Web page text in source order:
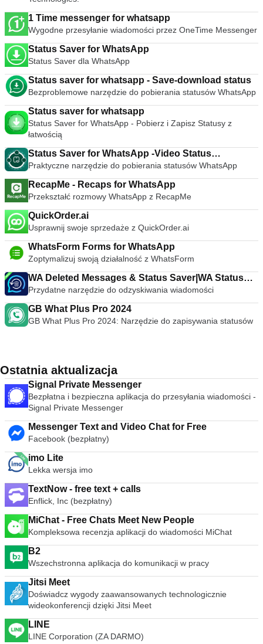
1 Time messenger for whatsapp
Wygodne przesyłanie wiadomości przez OneTime Messenger
Status Saver for WhatsApp
Status Saver dla WhatsApp
Status saver for whatsapp - Save-download status
Bezproblemowe narzędzie do pobierania statusów WhatsApp
Status saver for whatsapp
Status Saver for WhatsApp - Pobierz i Zapisz Statusy z
łatwością
Status Saver for WhatsApp -Video Status
Downloader
Praktyczne narzędzie do pobierania statusów WhatsApp
RecapMe - Recaps for WhatsApp
Przekształć rozmowy WhatsApp z RecapMe
QuickOrder.ai
Usprawnij swoje sprzedaże z QuickOrder.ai
WhatsForm Forms for WhatsApp
Zoptymalizuj swoją działalność z WhatsForm
WA Deleted Messages & Status Saver|WA Status
Saver
Przydatne narzędzie do odzyskiwania wiadomości
GB What Plus Pro 2024
GB What Plus Pro 2024: Narzędzie do zapisywania statusów
Ostatnia aktualizacja
Signal Private Messenger
Bezpłatna i bezpieczna aplikacja do przesyłania wiadomości -
Signal Private Messenger
Messenger Text and Video Chat for Free
Facebook (bezpłatny)
imo Lite
Lekka wersja imo
TextNow - free text + calls
Enflick, Inc (bezpłatny)
MiChat - Free Chats Meet New People
Kompleksowa recenzja aplikacji do wiadomości MiChat
B2
Wszechstronna aplikacja do komunikacji w pracy
Jitsi Meet
Doświadcz wygody zaawansowanych technologicznie
wideokonferencji dzięki Jitsi Meet
LINE
LINE Corporation (ZA DARMO)